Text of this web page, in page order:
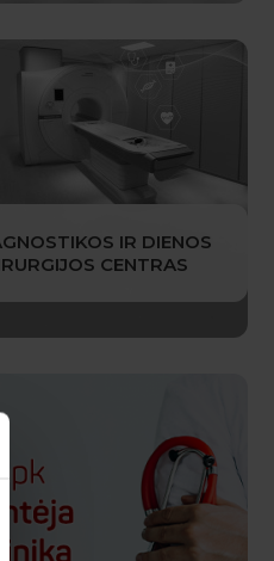
IR DIENOS
CENTRAS